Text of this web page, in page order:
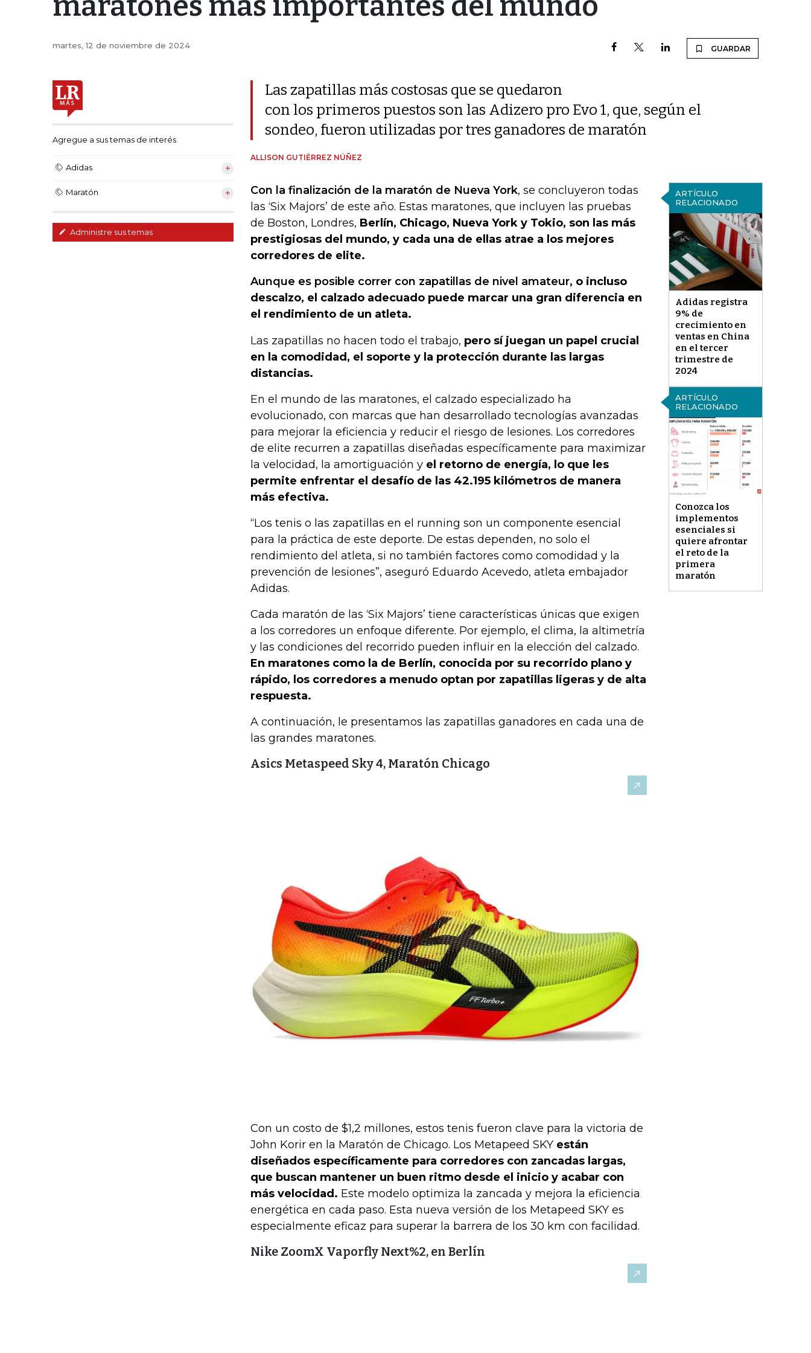
martes, 12 de noviembre de 2024 GUARDAR
Agregue a sus temas de interés
Adidas
Maratón
Administre sus temas
Las zapatillas más costosas que se quedaron
con los primeros puestos son las Adizero pro Evo 1, que, según el
sondeo, fueron utilizadas por tres ganadores de maratón
ALLISON GUTIÉRREZ NÚÑEZ
ARTÍCULO
RELACIONADO
Adidas registra
9% de
crecimiento en
ventas en China
en el tercer
trimestre de
2024
Con la finalización de la maratón de Nueva York, se concluyeron todas
las ‘Six Majors’ de este año. Estas maratones, que incluyen las pruebas
de Boston, Londres, Berlín, Chicago, Nueva York y Tokio, son las más
prestigiosas del mundo, y cada una de ellas atrae a los mejores
corredores de elite.
ARTÍCULO
RELACIONADO
Conozca los
implementos
esenciales si
quiere afrontar
el reto de la
primera
maratón
Aunque es posible correr con zapatillas de nivel amateur, o incluso
descalzo, el calzado adecuado puede marcar una gran diferencia en
el rendimiento de un atleta.
Las zapatillas no hacen todo el trabajo, pero sí juegan un papel crucial
en la comodidad, el soporte y la protección durante las largas
distancias.
En el mundo de las maratones, el calzado especializado ha
evolucionado, con marcas que han desarrollado tecnologías avanzadas
para mejorar la eficiencia y reducir el riesgo de lesiones. Los corredores
de elite recurren a zapatillas diseñadas específicamente para maximizar
la velocidad, la amortiguación y el retorno de energía, lo que les
permite enfrentar el desafío de las 42.195 kilómetros de manera
más efectiva.
“Los tenis o las zapatillas en el running son un componente esencial
para la práctica de este deporte. De estas dependen, no solo el
rendimiento del atleta, si no también factores como comodidad y la
prevención de lesiones”, aseguró Eduardo Acevedo, atleta embajador
Adidas.
Cada maratón de las ‘Six Majors’ tiene características únicas que exigen
a los corredores un enfoque diferente. Por ejemplo, el clima, la altimetría
y las condiciones del recorrido pueden influir en la elección del calzado.
En maratones como la de Berlín, conocida por su recorrido plano y
rápido, los corredores a menudo optan por zapatillas ligeras y de alta
respuesta.
A continuación, le presentamos las zapatillas ganadores en cada una de
las grandes maratones.
Asics Metaspeed Sky 4, Maratón Chicago
Con un costo de $1,2 millones, estos tenis fueron clave para la victoria de
John Korir en la Maratón de Chicago. Los Metapeed SKY están
diseñados específicamente para corredores con zancadas largas,
que buscan mantener un buen ritmo desde el inicio y acabar con
más velocidad. Este modelo optimiza la zancada y mejora la eficiencia
energética en cada paso. Esta nueva versión de los Metapeed SKY es
especialmente eficaz para superar la barrera de los 30 km con facilidad.
Nike ZoomX Vaporfly Next%2, en Berlín